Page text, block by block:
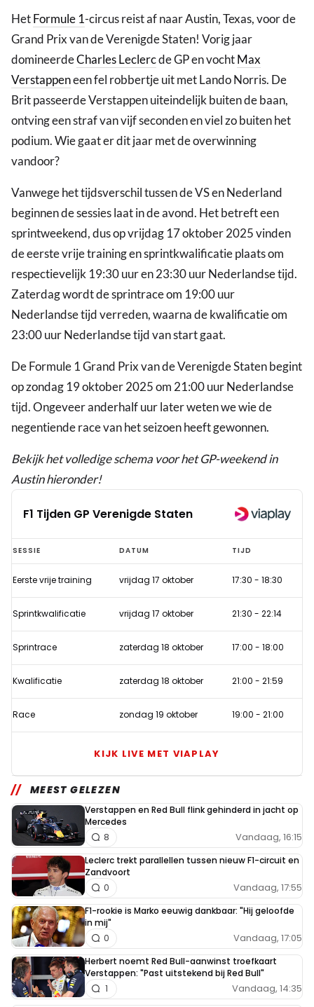
HetFormule 1-circus reist af naar Austin, Texas, voor de
Grand Prix van de Verenigde Staten! Vorig jaar
domineerdeCharles Leclercde GP en vochtMax
Verstappeneen fel robbertje uit met Lando Norris. De
Brit passeerde Verstappen uiteindelijk buiten de baan,
ontving een straf van vijf seconden en viel zo buiten het
podium. Wie gaat er dit jaar met de overwinning
vandoor?
Vanwege het tijdsverschil tussen de VS en Nederland
beginnen de sessies laat in de avond. Het betreft een
sprintweekend, dus op vrijdag 17 oktober 2025 vinden
de eerste vrije training en sprintkwalificatie plaats om
respectievelijk 19:30 uur en 23:30 uur Nederlandse tijd.
Zaterdag wordt de sprintrace om 19:00 uur
Nederlandse tijd verreden, waarna de kwalificatie om
23:00 uur Nederlandse tijd van start gaat.
De Formule 1 Grand Prix van de Verenigde Staten begint
op zondag 19 oktober 2025 om 21:00 uur Nederlandse
tijd. Ongeveer anderhalf uur later weten we wie de
negentiende race van het seizoen heeft gewonnen.
Bekijk het volledige schema voor het GP-weekend in
Austin hieronder!
F1 Tijden GP Verenigde Staten
F1
Tijden
GP
Verenigde
SESSIE DATUM TIJD
Eerste vrije training vrijdag 17 oktober 17:30 - 18:30
Sprintkwalificatie vrijdag 17 oktober 21:30 - 22:14
Sprintrace zaterdag 18 oktober 17:00 - 18:00
Kwalificatie zaterdag 18 oktober 21:00 - 21:59
Race zondag 19 oktober 19:00 - 21:00
KIJK LIVE MET VIAPLAY
MEEST GELEZEN
Verstappen en Red Bull flink gehinderd in jacht op
Mercedes
Vandaag, 16:15
8
Leclerc trekt parallellen tussen nieuw F1-circuit en
Zandvoort
Vandaag, 17:55
0
F1-rookie is Marko eeuwig dankbaar: "Hij geloofde
in mij"
Vandaag, 17:05
0
Herbert noemt Red Bull-aanwinst troefkaart
Verstappen: "Past uitstekend bij Red Bull"
Vandaag, 14:35
1